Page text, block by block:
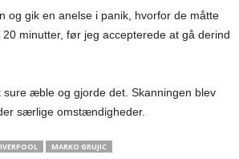
og gik en anelse i panik, hvorfor de måtte
minutter, før jeg accepterede at gå derind
sure æble og gjorde det. Skanningen blev
særlige omstændigheder.
MARKO GRUJIC